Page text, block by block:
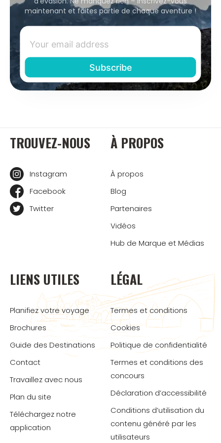
maintenant et faites partie de chaque aventure !
TROUVEZ-NOUS
Instagram
Facebook
Twitter
À PROPOS
À propos
Blog
Partenaires
Vidéos
Hub de Marque et Médias
LIENS UTILES
Planifiez votre voyage
Brochures
Guide des Destinations
Contact
Travaillez avec nous
Plan du site
Téléchargez notre
application
LÉGAL
Termes et conditions
Cookies
Politique de confidentialité
Termes et conditions des
concours
Déclaration d’accessibilité
Conditions d’utilisation du
contenu généré par les
utilisateurs